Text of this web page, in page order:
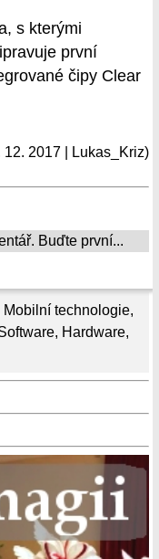
Mobilní technologie,
, Hardware,
s kterými
první
čipy Clear
12. 2017 | Lukas_Kriz)
Buďte první...